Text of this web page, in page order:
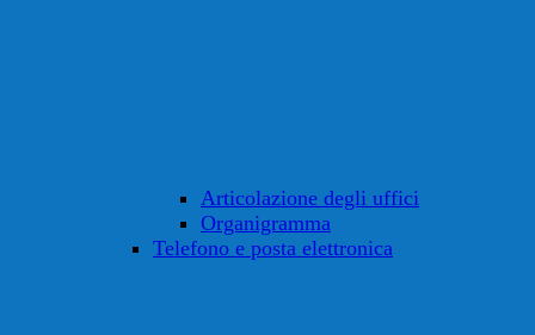
Articolazione degli uffici
Organigramma
Telefono e posta elettronica